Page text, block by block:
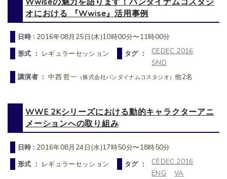
オにおける 『Wwise』活用事例
日時 : 2016年08月25日(木)10時00分〜11時00分
形式 ： レギュラーセッション タグ ：
CEDEC 2016
SND
講演者 ：中西 哲一 （株式会社バンダイナムコスタジオ）他2名
WWE 2Kシリーズにおける動的キャラクターアニ
メーションへの取り組み
日時 : 2016年08月24日(水)17時50分〜18時50分
形式 ： レギュラーセッション タグ ：
CEDEC 2016
ENG
VA